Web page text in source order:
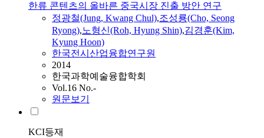
한류 콘텐츠의 올바른 중국시장 진출 방안 연구
정광철(Jung, Kwang Chul),조성룡(Cho, Seong
Ryong),노형신(Roh, Hyung Shin),김경훈(Kim,
Kyung Hoon)
한국전시산업융합연구원
2014
한국과학예술융합학회
Vol.16 No.-
원문보기
KCI등재